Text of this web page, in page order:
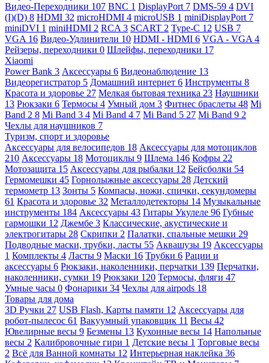
Видео-Переходники 107 BNC 1 DisplayPort 7 DMS-59 4 DVI
(I)(D) 8 HDMI 32 microHDMI 4 microUSB 1 miniDisplayPort 7
miniDVI 1 miniHDMI 2 RCA 3 SCART 2 Type-C 12 USB 7
VGA 16 Видео-Удлинители 10 HDMI - HDMI 6 VGA - VGA 4
Рейзеры, переходники 0 Шлейфы, переходники 17
Xiaomi
Power Bank 3 Аксессуары 6 Видеонаблюдение 13
Видеорегистратор 5 Домашний интернет 6 Инструменты 8
Красота и здоровье 27 Мелкая бытовая техника 23 Наушники
13 Рюкзаки 6 Термосы 4 Умный дом 3 Фитнес браслеты 48 Mi
Band 2 8 Mi Band 3 4 Mi Band 4 7 Mi Band 5 27 Mi Band 9 2
Чехлы для наушников 7
Туризм, спорт и здоровье
Аксессуары для велосипедов 18 Аксессуары для мотоциклов
210 Аксессуары 18 Мотоциклы 9 Шлема 146 Кофры 22
Мотозащита 15 Аксессуары для рыбалки 12 Бейсболки 54
Гермомешки 45 Горнолыжные аксессуары 28 Детский
термометр 13 Зонты 5 Компасы, ножи, спички, секундомеры
61 Красота и здоровье 32 Металлодетекторы 14 Музыкальные
инструменты 184 Аксессуары 43 Гитары Укулеле 96 Губные
гармошки 12 Джембе 3 Классические, акустические и
электрогитары 28 Скрипки 2 Палатки, спальные мешки 29
Подводные маски, трубки, ласты 55 Аквашузы 19 Аксессуары
1 Комплекты 4 Ласты 9 Маски 16 Трубки 6 Рации и
аксессуары 6 Рюкзаки, наколенники, перчатки 139 Перчатки,
наколенники, сумки 19 Рюкзаки 120 Термосы, фляги 47
Умные часы 0 Фонарики 34 Чехлы для airpods 18
Товары для дома
3D Ручки 27 USB Flash, Карты памяти 12 Аксессуары для
робот-пылесос 61 Вакуумный упаковщик 11 Весы 42
Ювелирные весы 9 Безмены 13 Кухонные весы 14 Напольные
весы 2 Калибровочные гири 1 Детские весы 1 Торговые весы
2 Всё для Ванной комнаты 12 Интерьерная наклейка 36